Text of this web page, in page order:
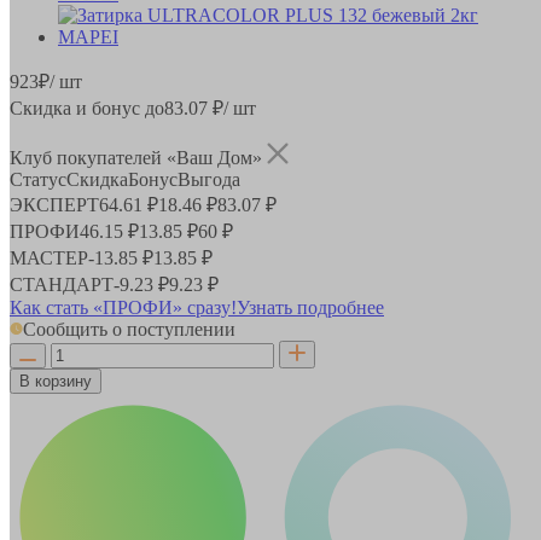
923₽/ шт
Скидка и бонус до83.07 ₽/ шт
Клуб покупателей «Ваш Дом»
СтатусСкидкаБонусВыгода
ЭКСПЕРТ64.61 ₽18.46 ₽83.07 ₽
ПРОФИ46.15 ₽13.85 ₽60 ₽
МАСТЕР-13.85 ₽13.85 ₽
СТАНДАРТ-9.23 ₽9.23 ₽
Как стать «ПРОФИ» сразу!Узнать подробнее
Сообщить о поступлении
В корзину